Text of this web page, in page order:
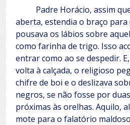
Padre Horácio, assim
aberta, estendia o braço para
pousava os lábios sobre
como farinha de trigo. Isso
entrar como ao se despedir.
volta à calçada, o religioso
chifre de boi e o deslizava
negros, se não fosse por
próximas às orelhas. Aquilo,
mote para o falatório